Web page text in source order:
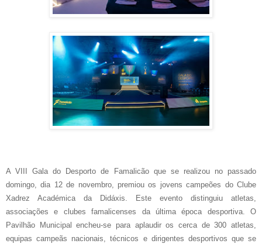
A VIII Gala do Desporto de Famalicão que se realizou no passado
domingo, dia 12 de novembro, premiou os jovens campeões do Clube
Xadrez Académica da Didáxis. Este evento distinguiu atletas,
associações e clubes famalicenses da última época desportiva. O
Pavilhão Municipal encheu-se para aplaudir os cerca de 300 atletas,
equipas campeãs nacionais, técnicos e dirigentes desportivos que se